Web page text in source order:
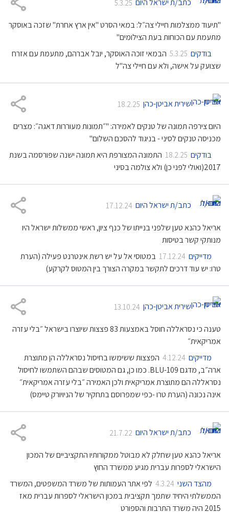
כתב/ת ישראל היום 5.3.25
"תיעוד ממצלמות חיילי צה״ל: במאי הסרט "אין ארץ אחרת" שזכה באוסקר
מתעמת עם הכוחות בעת הצילומים"
בודקים 5.3.25 הבמאי זוכה האוסקר, יובל אברהם, מתעמת עם אזרח
שצועק על אישה, ולא עם חיילי צה"ל
שירית אביטן-כהן 18.2.25
היום צירפה תמונה של טנקים לאמירה: "״תמונות מעוררות דאגה״: מצרים
מכניסה טנקים לסיני - בניגוד להסכם השלום"
בודקים 18.2.25 התמונה המצורפת היא תמונה ישנה שפורסמה בשנת
2017(ואולי לפני כן) ולא צולמה בסיני
כתב/ת ישראל היום 17.12.24
אריאל כהנא טען שלפני בנייתו של כנף ציון, ראשי ממשלות ישראל היו
מנותקי קשר בטיסות
מדייקים 17.12.24 במטוסי אל על יש רשת אינטרנט פעילה (הערת
טרו: יש עוד דרכים לתקשר במקרה הצורך בין המטוס לקרקע)
שירית אביטן-כהן 13.10.24
טענה כי נסראללה חוסל באמצעות 83 פצצות שיוצרו בישראל ״בלי עזרה
אמריקאית״
מדייקים 4.12.24 הפצצות ששימשו בחיסול נסראללה הן מתוצרת
ארה״ב, מדגם BLU-109. כמו כן, גם המטוסים שבהם השתמשו לחיסול
נסראללה הם מתוצרת אמריקאית ולכן האמירה ״בלי עזרה אמריקאית״
אינה נכונה (הערת טרו -כפי שמפרוסם בתחקיר של הניויורק טיימס)
כתב/ת ישראל היום 21.7.22
אריאל כהנא טען שחלק לא מבוטל ממקורותיו התקציביים של המכון
הישראלי לספרות עברית מגיע ממשרד החוץ
מהצד השני 4.3.24 לפי אתר העמותות של משרד המשפטים, המשרד
הממשלתי היחיד שתמך תקציבית במכון הישראלי לספרות עברית מאז
2015 היה משרד התרבות והספורט